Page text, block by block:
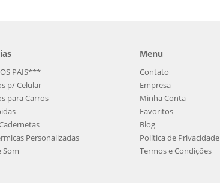
PAIS***
p/ Celular
para Carros
Personalizadas
Som
Menu
Contato
Empresa
Minha Conta
Favoritos
Blog
Política de Privacidade
Termos e Condições